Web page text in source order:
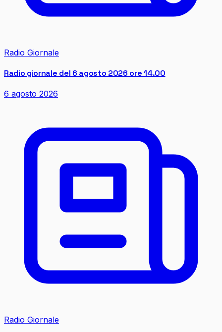
Radio Giornale
Radio giornale del 6 agosto 2026 ore 14.00
6 agosto 2026
Radio Giornale